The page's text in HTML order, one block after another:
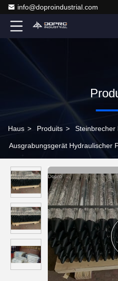
info@doproindustrial.com
Haus > Produits > Steinbrecher
Ausgrabungsgerät Hydraulischer